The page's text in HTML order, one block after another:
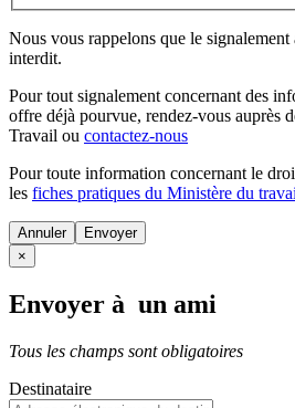
Nous vous rappelons que le signalement
interdit.
Pour tout signalement concernant des
offre déjà pourvue, rendez-vous auprès
Travail ou contactez-nous
Pour toute information concernant le
les fiches pratiques du Ministère du
Annuler
×
Envoyer à un ami
Tous les champs sont obligatoires
Destinataire